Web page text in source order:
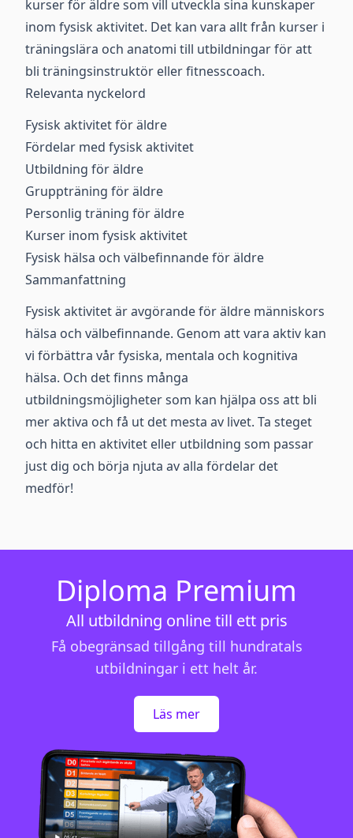
kurser för äldre som vill utveckla sina kunskaper
inom fysisk aktivitet. Det kan vara allt från kurser i
träningslära och anatomi till utbildningar för att
bli träningsinstruktör eller fitnesscoach.
Relevanta nyckelord
Fysisk aktivitet för äldre
Fördelar med fysisk aktivitet
Utbildning för äldre
Gruppträning för äldre
Personlig träning för äldre
Kurser inom fysisk aktivitet
Fysisk hälsa och välbefinnande för äldre
Sammanfattning
Fysisk aktivitet är avgörande för äldre människors
hälsa och välbefinnande. Genom att vara aktiv kan
vi förbättra vår fysiska, mentala och kognitiva
hälsa. Och det finns många
utbildningsmöjligheter som kan hjälpa oss att bli
mer aktiva och få ut det mesta av livet. Ta steget
och hitta en aktivitet eller utbildning som passar
just dig och börja njuta av alla fördelar det
medför!
Diploma Premium
All utbildning online till ett pris
Få obegränsad tillgång till hundratals
utbildningar i ett helt år.
Läs mer